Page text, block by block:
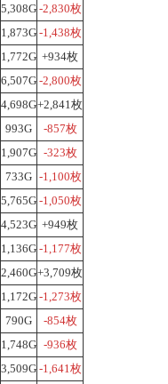
5,308G -2,830枚
1,873G -1,438枚
1,772G +934枚
6,507G -2,800枚
4,698G+2,841枚
993G
-857枚
1,907G -323枚
733G -1,100枚
5,765G -1,050枚
4,523G +949枚
1,136G -1,177枚
2,460G+3,709枚
1,172G -1,273枚
790G
-854枚
1,748G -936枚
3,509G -1,641枚